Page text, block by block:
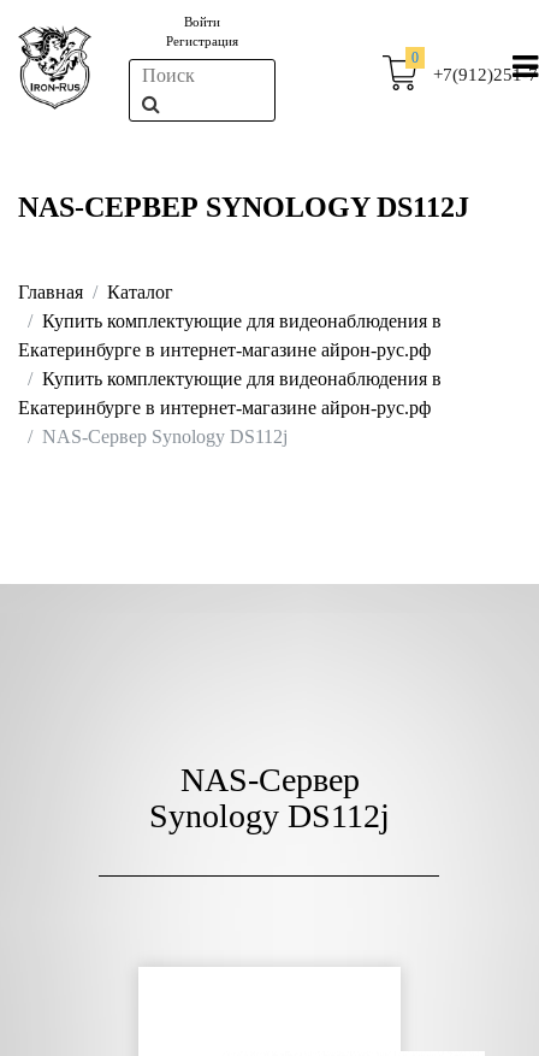
Войти
Регистрация
0
+7(912)251-
NAS-СЕРВЕР SYNOLOGY DS112J
Главная
Каталог
Купить комплектующие для видеонаблюдения в
Екатеринбурге в интернет-магазине айрон-рус.рф
Купить комплектующие для видеонаблюдения в
Екатеринбурге в интернет-магазине айрон-рус.рф
NAS-Сервер Synology DS112j
NAS-Сервер
Synology DS112j